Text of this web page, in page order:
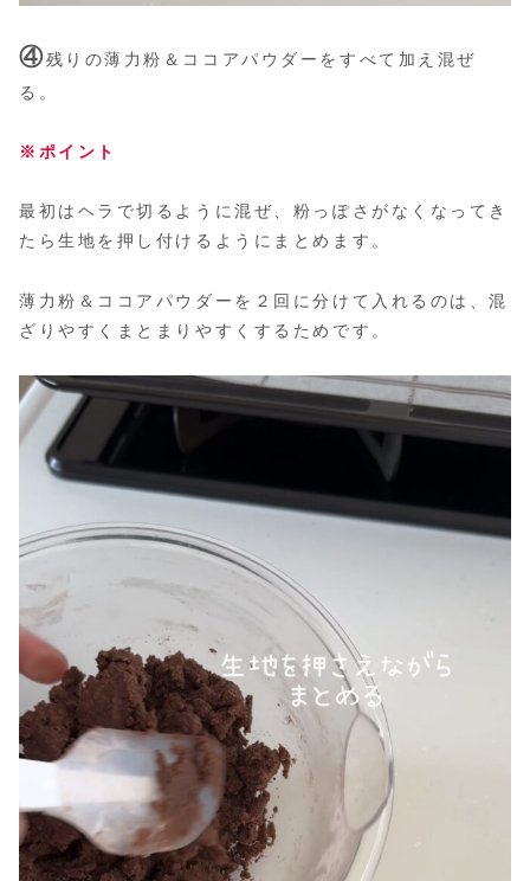
④残りの薄力粉＆ココアパウダーをすべて加え混ぜ
る。
※ポイント
最初はヘラで切るように混ぜ、粉っぽさがなくなってき
たら生地を押し付けるようにまとめます。
薄力粉＆ココアパウダーを２回に分けて入れるのは、混
ざりやすくまとまりやすくするためです。